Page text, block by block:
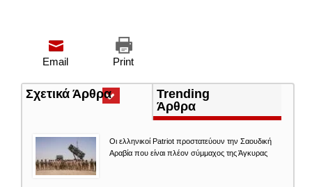
Print
Email
Σχετικά Άρθρα(ενεργή
καρτέλα)
Trending
Άρθρα
Οι ελληνικοί Patriot προστατεύουν την Σαουδική
Αραβία που είναι πλέον σύμμαχος της Άγκυρας